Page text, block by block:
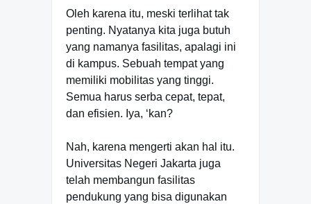
Oleh karena itu, meski terlihat tak
penting. Nyatanya kita juga butuh
yang namanya fasilitas, apalagi ini
di kampus. Sebuah tempat yang
memiliki mobilitas yang tinggi.
Semua harus serba cepat, tepat,
dan efisien. Iya, ‘kan?
Nah, karena mengerti akan hal itu.
Universitas Negeri Jakarta juga
telah membangun fasilitas
pendukung yang bisa digunakan